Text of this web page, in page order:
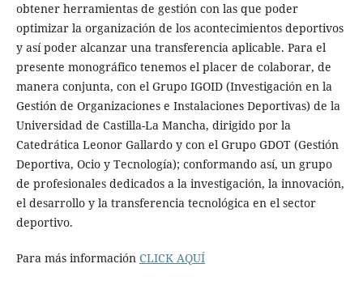
obtener herramientas de gestión con las que poder
optimizar la organización de los acontecimientos deportivos
y así poder alcanzar una transferencia aplicable. Para el
presente monográfico tenemos el placer de colaborar, de
manera conjunta, con el Grupo IGOID (Investigación en la
Gestión de Organizaciones e Instalaciones Deportivas) de la
Universidad de Castilla-La Mancha, dirigido por la
Catedrática Leonor Gallardo y con el Grupo GDOT (Gestión
Deportiva, Ocio y Tecnología); conformando así, un grupo
de profesionales dedicados a la investigación, la innovación,
el desarrollo y la transferencia tecnológica en el sector
deportivo.
Para más información CLICK AQUÍ